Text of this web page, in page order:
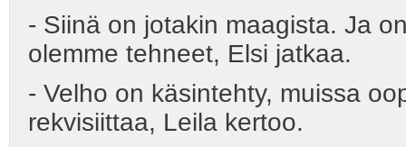
- Siinä on jotakin maagista. Ja
olemme tehneet, Elsi jatkaa.
- Velho on käsintehty, muissa
rekvisiittaa, Leila kertoo.